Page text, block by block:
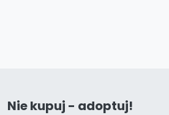
Nie kupuj - adoptuj!